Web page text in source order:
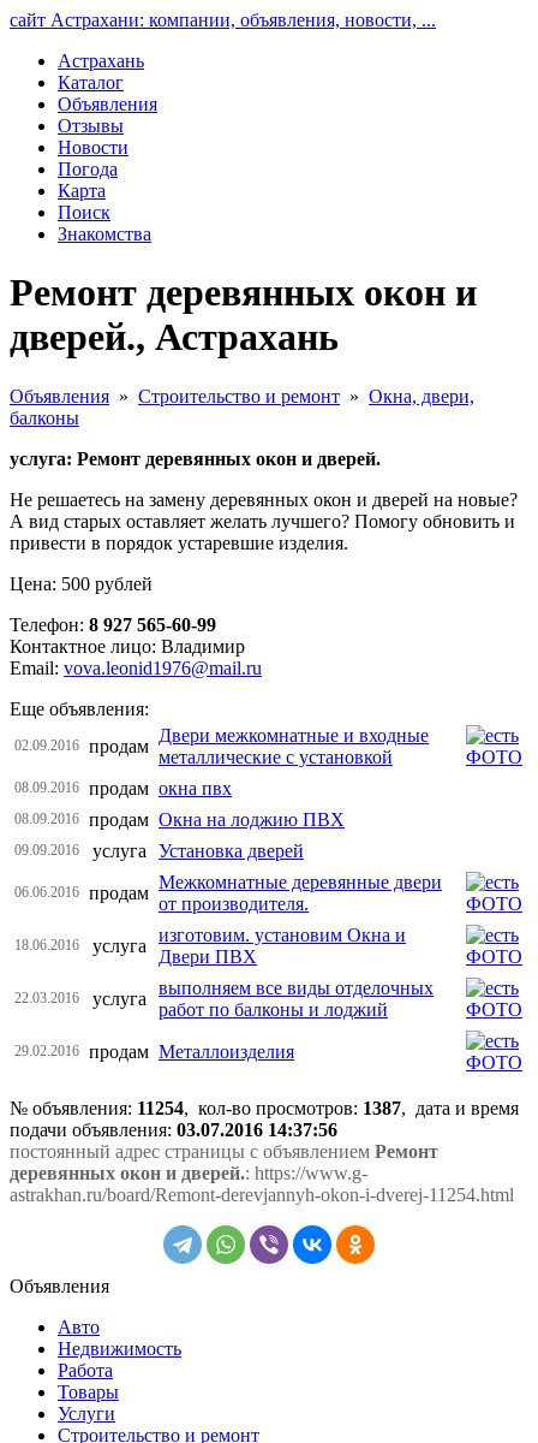
сайт Астрахани: компании, объявления, новости, ...
Астрахань
Каталог
Объявления
Отзывы
Новости
Погода
Карта
Поиск
Знакомства
Ремонт деревянных окон и
дверей., Астрахань
Объявления » Строительство и ремонт » Окна, двери,
балконы
услуга: Ремонт деревянных окон и дверей.
Не решаетесь на замену деревянных окон и дверей на новые?
А вид старых оставляет желать лучшего? Помогу обновить и
привести в порядок устаревшие изделия.
Цена: 500 рублей
Телефон: 8 927 565-60-99
Контактное лицо: Владимир
Email: vova.leonid1976@mail.ru
Еще объявления:
02.09.2016 продам
Двери межкомнатные и входные
металлические с установкой
08.09.2016 продам окна пвх
08.09.2016 продам Окна на лоджию ПВХ
09.09.2016 услуга Установка дверей
06.06.2016 продам
Межкомнатные деревянные двери
от производителя.
18.06.2016 услуга
изготовим. установим Окна и
Двери ПВХ
22.03.2016 услуга
выполняем все виды отделочных
работ по балконы и лоджий
29.02.2016 продам Металлоизделия
№ объявления: 11254, кол-во просмотров: 1387, дата и время
подачи объявления: 03.07.2016 14:37:56
постоянный адрес страницы с объявлением Ремонт
деревянных окон и дверей.: https://www.g-
astrakhan.ru/board/Remont-derevjannyh-okon-i-dverej-11254.html
Объявления
Авто
Недвижимость
Работа
Товары
Услуги
Строительство и ремонт